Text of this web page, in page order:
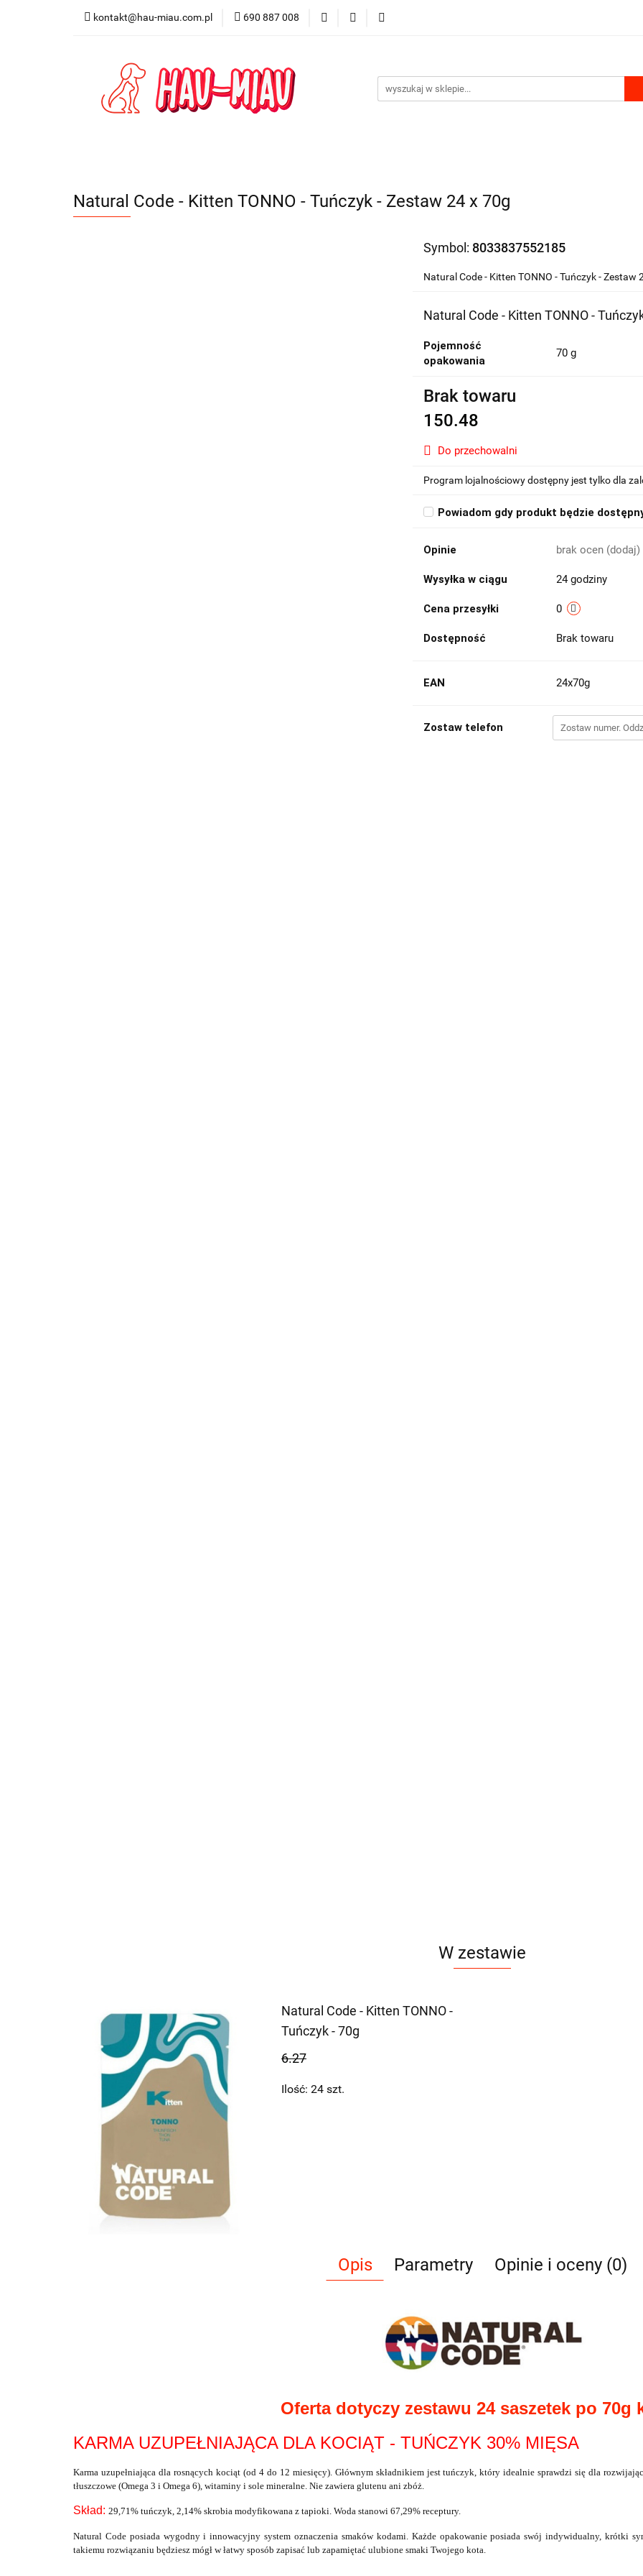
kontakt@hau-miau.com.pl 690 887 008
PRODUCENCI / MARKI DLA PSA
PRODUKTY DO DOMU PRODUKTY Z KONOPII SKLEP ROKU
Natural Code - Kitten TONNO - Tuńczyk - Zestaw 24 x 70g
Symbol: 8033837552185
Natural Code - Kitten TONNO - Tuńczyk - Zestaw
Natural Code - Kitten TONNO -
Pojemność
opakowania
70 g
Brak towaru
150.48
Do przechowalni
Program lojalnościowy dostępny jest tylko dla
Powiadom gdy produkt będzie
Opinie brak ocen (dodaj)
Wysyłka w ciągu 24 godziny
Cena przesyłki 0
Dostępność Brak towaru
EAN 24x70g
Zostaw telefon
W zestawie
Natural Code - Kitten TONNO -
Tuńczyk - 70g
6.27
Ilość: 24 szt.
Opis Parametry Opinie i oceny (0)
Oferta dotyczy zestawu 24 saszetek po 70g
KARMA UZUPEŁNIAJĄCA DLA KOCIĄT - TUŃCZYK 30% MIĘSA
Karma uzupełniająca dla rosnących kociąt (od 4 do 12 miesięcy). Głównym składnikiem jest tuńczyk, który idealnie sprawdzi się dla
tłuszczowe (Omega 3 i Omega 6), witaminy i sole mineralne. Nie zawiera glutenu ani zbóż.
Skład: 29,71% tuńczyk, 2,14% skrobia modyfikowana z tapioki. Woda stanowi 67,29% receptury.
Natural Code posiada wygodny i innowacyjny system oznaczenia smaków kodami. Każde opakowanie posiada swój indywidualny, krótki
takiemu rozwiązaniu będziesz mógł w łatwy sposób zapisać lub zapamiętać ulubione smaki Twojego kota.